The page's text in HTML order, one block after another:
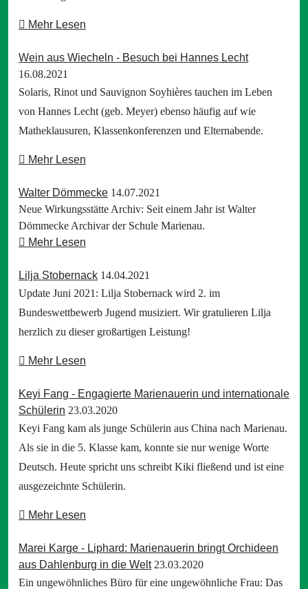
Mehr Lesen
Wein aus Wiecheln - Besuch bei Hannes Lecht
16.08.2021
Solaris, Rinot und Sauvignon Soyhières tauchen im Leben
von Hannes Lecht (geb. Meyer) ebenso häufig auf wie
Matheklausuren, Klassenkonferenzen und Elternabende.
Mehr Lesen
Walter Dömmecke 14.07.2021
Neue Wirkungsstätte Archiv: Seit einem Jahr ist Walter
Dömmecke Archivar der Schule Marienau.
Mehr Lesen
Lilja Stobernack 14.04.2021
Update Juni 2021: Lilja Stobernack wird 2. im
Bundeswettbewerb Jugend musiziert. Wir gratulieren Lilja
herzlich zu dieser großartigen Leistung!
Mehr Lesen
Keyi Fang - Engagierte Marienauerin und internationale
Schülerin 23.03.2020
Keyi Fang kam als junge Schülerin aus China nach Marienau.
Als sie in die 5. Klasse kam, konnte sie nur wenige Worte
Deutsch. Heute spricht uns schreibt Kiki fließend und ist eine
ausgezeichnte Schülerin.
Mehr Lesen
Marei Karge - Liphard: Marienauerin bringt Orchideen
aus Dahlenburg in die Welt 23.03.2020
Ein ungewöhnliches Büro für eine ungewöhnliche Frau: Das